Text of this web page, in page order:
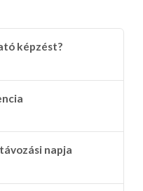
képzést?
napja